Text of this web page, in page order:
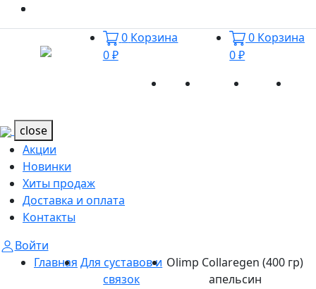
0 Корзина
0 ₽
0 Корзина
0 ₽
Акции Новинки
close
Акции
Новинки
Хиты продаж
Доставка и оплата
Контакты
Войти
Главная Для суставов и
связок
Olimp Collaregen (400 гр)
апельсин